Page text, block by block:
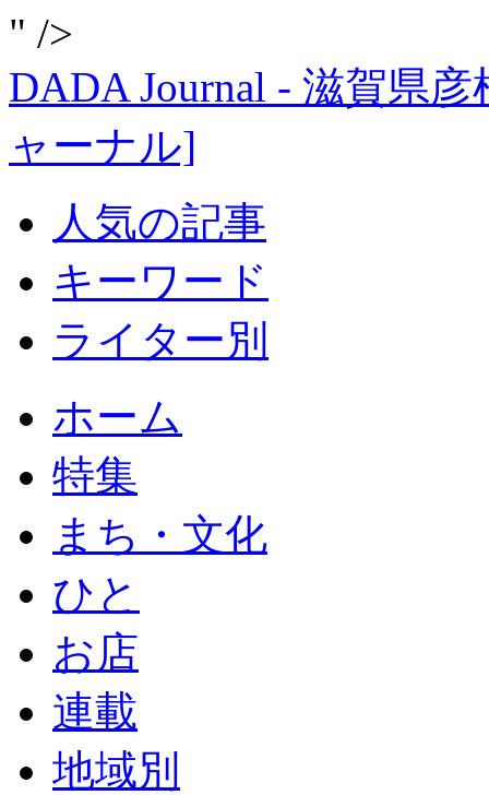
" />
DADA Journal - 滋賀県
ャーナル]
人気の記事
キーワード
ライター別
ホーム
特集
まち・文化
ひと
お店
連載
地域別